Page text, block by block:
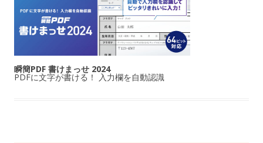
瞬簡PDF 書けまっせ 2024
PDFに文字が書ける！ 入力欄を自動認識